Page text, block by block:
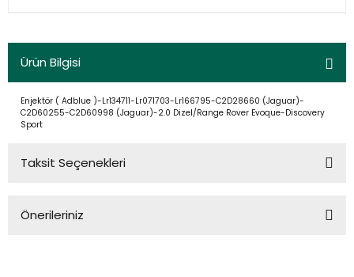
Ürün Bilgisi
Enjektör ( Adblue )-Lr134711-Lr071703-Lr166795-C2D28660 (Jaguar)-
C2D60255-C2D60998 (Jaguar)-2.0 Dizel/Range Rover Evoque-Discovery
Sport
Taksit Seçenekleri
Önerileriniz